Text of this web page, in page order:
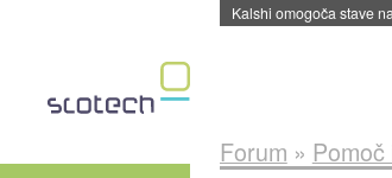
Kalshi omogoča stave
Forum »